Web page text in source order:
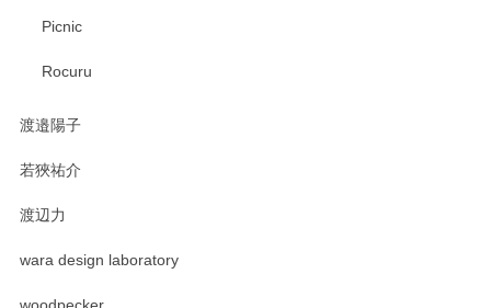
Picnic
Rocuru
渡邉陽子
若狹祐介
渡辺力
wara design laboratory
woodpecker